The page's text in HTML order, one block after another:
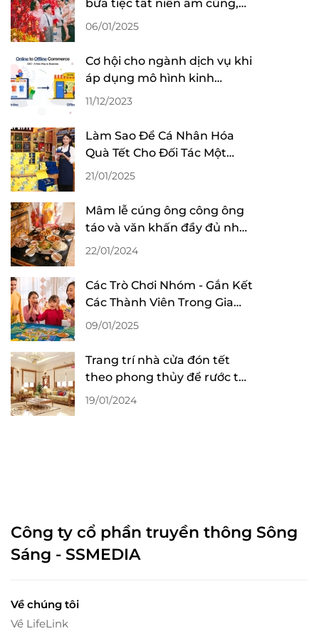
bữa tiệc tất niên ấm cúng,
trọn vẹn tết sum vầy
06/01/2025
Cơ hội cho ngành dịch vụ khi
áp dụng mô hình kinh
doanh O2O
11/12/2023
Làm Sao Để Cá Nhân Hóa
Quà Tết Cho Đối Tác Một
Cách Tinh Tế?
21/01/2025
Mâm lễ cúng ông công ông
táo và văn khấn đầy đủ nhất
2024
22/01/2024
Các Trò Chơi Nhóm - Gắn Kết
Các Thành Viên Trong Gia
Đình Tại Tiệc Tất Niên
09/01/2025
Trang trí nhà cửa đón tết
theo phong thủy để rước tài
lộc
19/01/2024
Công ty cổ phần truyền thông Sông
Sáng - SSMEDIA
Về chúng tôi
Về LifeLink